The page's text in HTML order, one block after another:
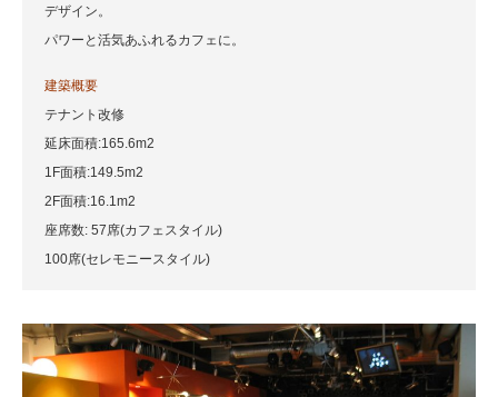
デザイン。
パワーと活気あふれるカフェに。
建築概要
テナント改修
延床面積:165.6m2
1F面積:149.5m2
2F面積:16.1m2
座席数: 57席(カフェスタイル)
100席(セレモニースタイル)